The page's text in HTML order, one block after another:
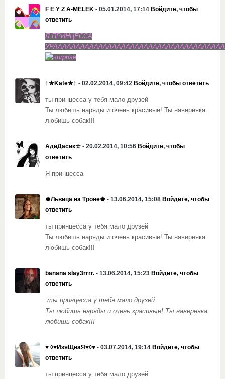
F E Y Z A-MELEK - 05.01.2014, 17:14 Войдите, чтобы
ответить
Я ПРИНЦЕССА
†★Kate★† - 02.02.2014, 09:42 Войдите, чтобы ответить
ты принцесса у тебя мало друзей
Ты любишь наряды и очень красивые! Ты наверняка
любишь собак!!!
АдиДасик☆ - 20.02.2014, 10:56 Войдите, чтобы
ответить
Я принцесса
♚Львица на Троне♚ - 13.06.2014, 15:08 Войдите, чтобы
ответить
ты принцесса у тебя мало друзей
Ты любишь наряды и очень красивые! Ты наверняка
любишь собак!!!
banana slay3rrrr. - 13.06.2014, 15:23 Войдите, чтобы
ответить
ты принцесса у тебя мало друзей
Ты любишь наряды и очень красивые! Ты наверняка
любишь собак!!!
♥ ◊♥ИзяЩнаЯ♥◊♥ - 03.07.2014, 19:14 Войдите, чтобы
ответить
ты принцесса у тебя мало друзей